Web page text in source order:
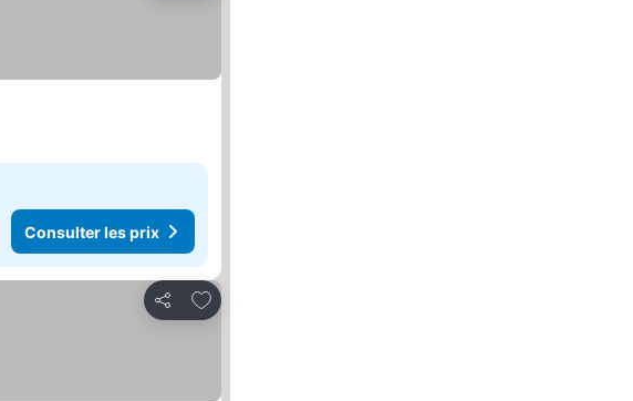
Consulter les prix
Partager
Ajouter à mes favoris